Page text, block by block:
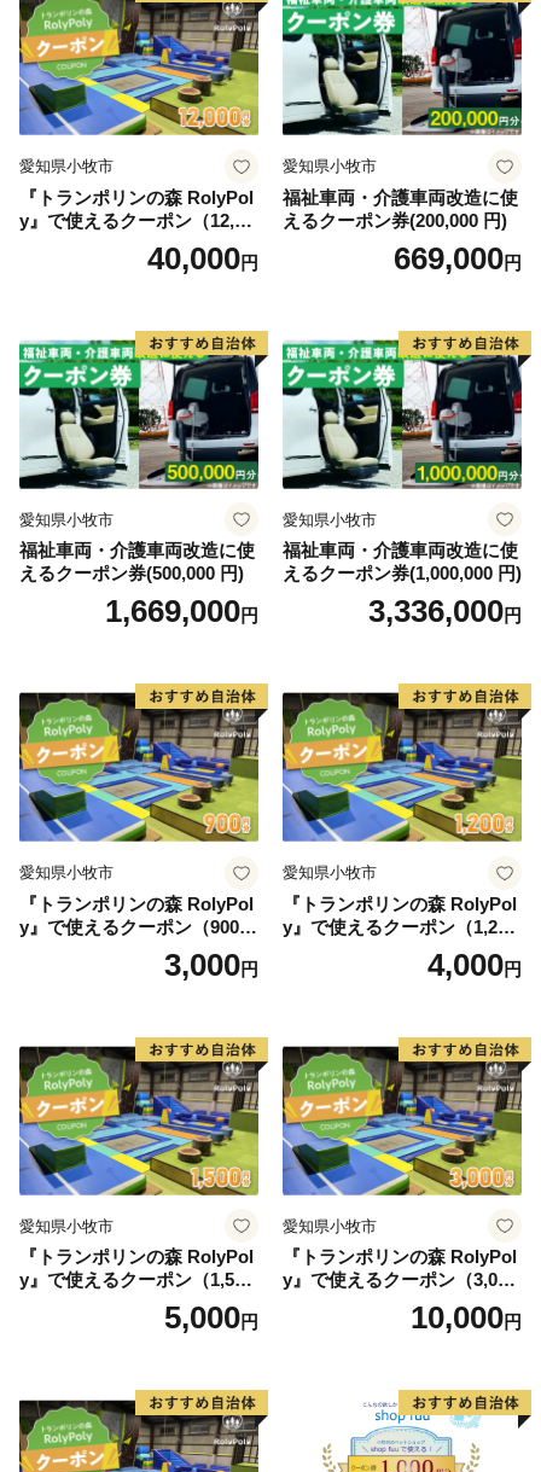
愛知県小牧市
『トランポリンの森 RolyPol
y』で使えるクーポン（12,00
40,000円
愛知県小牧市
福祉車両・介護車両改造に使
えるクーポン券(200,000 円)
669,000円
愛知県小牧市
福祉車両・介護車両改造に使
えるクーポン券(500,000 円)
1,669,000円
愛知県小牧市
福祉車両・介護車両改造に使
えるクーポン券(1,000,000 円)
3,336,000円
愛知県小牧市
『トランポリンの森 RolyPol
y』で使えるクーポン（900
3,000円
愛知県小牧市
『トランポリンの森 RolyPol
y』で使えるクーポン（1,200
4,000円
愛知県小牧市
『トランポリンの森 RolyPol
y』で使えるクーポン（1,500
5,000円
愛知県小牧市
『トランポリンの森 RolyPol
y』で使えるクーポン（3,000
10,000円